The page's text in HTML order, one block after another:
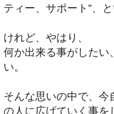
ティー、サポート”、
けれど、やはり、
何か出来る事がしたい
い。
そんな思いの中で、
の人に広げていく事を